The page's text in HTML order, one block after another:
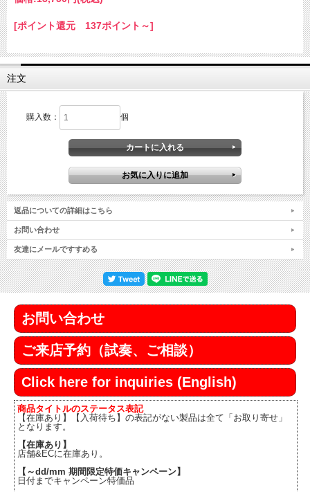
[ポイント還元 137ポイント～]
注文
購入数： 個
返品についての詳細はこちら
お問い合わせ
友達にメールですすめる
お問い合わせ
ご来店予約（試奏、ご相談）
Click here for inquiries (English)
商品タイトルのステータス表記
【在庫あり】【入荷待ち】の表記がない製品は全て「お取り寄せ」
となります。
【在庫あり】
店舗&ECに在庫あり。
【～dd/mm 期間限定特価キャンペーン】
日付までキャンペーン特価品